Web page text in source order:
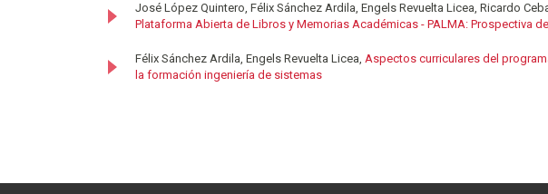
José López Quintero, Félix Sánchez Ardila, Engels Revuelta Licea, Ricardo
Plataforma Abierta de Libros y Memorias Académicas - PALMA: Prospectiva
Félix Sánchez Ardila, Engels Revuelta Licea, Aspectos curriculares del
la formación ingeniería de sistemas